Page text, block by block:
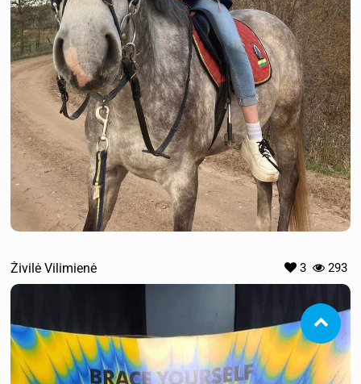
Živilė Vilimienė 3 293